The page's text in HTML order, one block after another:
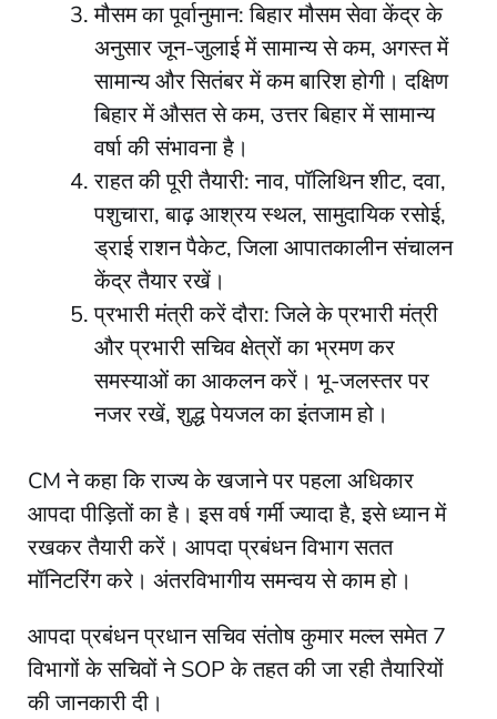
मौसम का पूर्वानुमान: बिहार मौसम सेवा केंद्र के
अनुसार जून-जुलाई में सामान्य से कम, अगस्त में
सामान्य और सितंबर में कम बारिश होगी। दक्षिण
बिहार में औसत से कम, उत्तर बिहार में सामान्य
वर्षा की संभावना है।
राहत की पूरी तैयारी: नाव, पॉलिथिन शीट, दवा,
पशुचारा, बाढ़ आश्रय स्थल, सामुदायिक रसोई,
ड्राई राशन पैकेट, जिला आपातकालीन संचालन
केंद्र तैयार रखें।
प्रभारी मंत्री करें दौरा: जिले के प्रभारी मंत्री
और प्रभारी सचिव क्षेत्रों का भ्रमण कर
समस्याओं का आकलन करें। भू-जलस्तर पर
नजर रखें, शुद्ध पेयजल का इंतजाम हो।
CM ने कहा कि राज्य के खजाने पर पहला अधिकार
आपदा पीड़ितों का है। इस वर्ष गर्मी ज्यादा है, इसे ध्यान में
रखकर तैयारी करें। आपदा प्रबंधन विभाग सतत
मॉनिटरिंग करे। अंतरविभागीय समन्वय से काम हो।
आपदा प्रबंधन प्रधान सचिव संतोष कुमार मल्ल समेत 7
विभागों के सचिवों ने SOP के तहत की जा रही तैयारियों
की जानकारी दी।